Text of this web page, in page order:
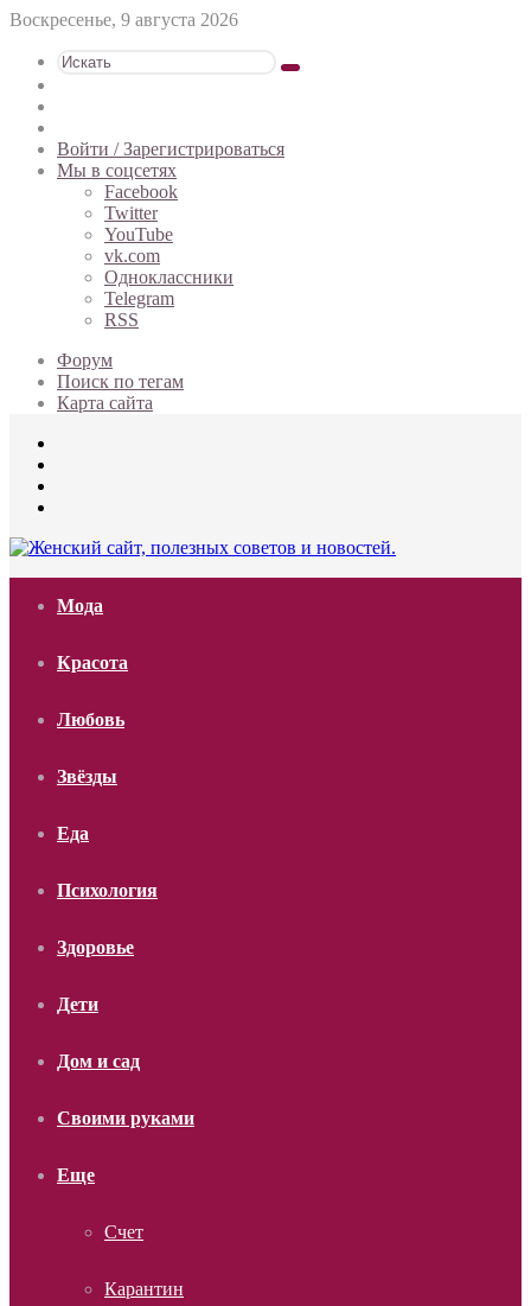
Воскресенье, 9 августа 2026
Искать
статья
Войти / Зарегистрироваться
Мы в соцсетях
Facebook
Twitter
YouTube
vk.com
Одноклассники
Telegram
RSS
Форум
Поиск по тегам
Карта сайта
Мода
Красота
Любовь
Звёзды
Еда
Психология
Здоровье
Дети
Дом и сад
Своими руками
Еще
Счет
Карантин